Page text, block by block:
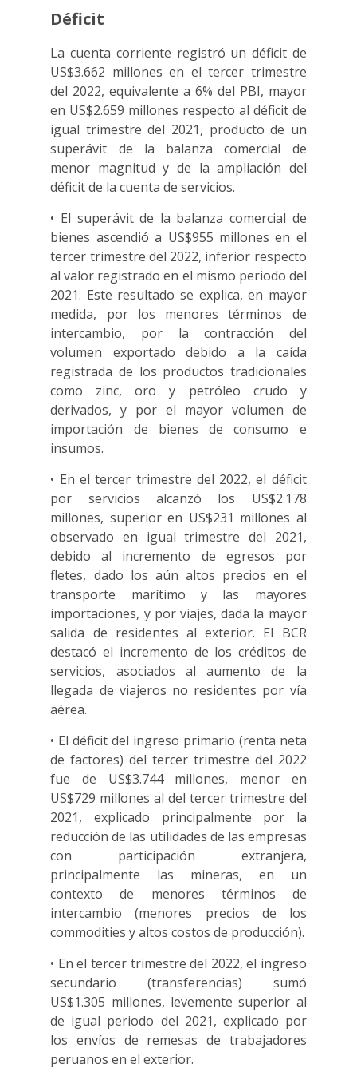
Déficit
La cuenta corriente registró un déficit de
US$3.662 millones en el tercer trimestre
del 2022, equivalente a 6% del PBI, mayor
en US$2.659 millones respecto al déficit de
igual trimestre del 2021, producto de un
superávit de la balanza comercial de
menor magnitud y de la ampliación del
déficit de la cuenta de servicios.
• El superávit de la balanza comercial de
bienes ascendió a US$955 millones en el
tercer trimestre del 2022, inferior respecto
al valor registrado en el mismo periodo del
2021. Este resultado se explica, en mayor
medida, por los menores términos de
intercambio, por la contracción del
volumen exportado debido a la caída
registrada de los productos tradicionales
como zinc, oro y petróleo crudo y
derivados, y por el mayor volumen de
importación de bienes de consumo e
insumos.
• En el tercer trimestre del 2022, el déficit
por servicios alcanzó los US$2.178
millones, superior en US$231 millones al
observado en igual trimestre del 2021,
debido al incremento de egresos por
fletes, dado los aún altos precios en el
transporte marítimo y las mayores
importaciones, y por viajes, dada la mayor
salida de residentes al exterior. El BCR
destacó el incremento de los créditos de
servicios, asociados al aumento de la
llegada de viajeros no residentes por vía
aérea.
• El déficit del ingreso primario (renta neta
de factores) del tercer trimestre del 2022
fue de US$3.744 millones, menor en
US$729 millones al del tercer trimestre del
2021, explicado principalmente por la
reducción de las utilidades de las empresas
con participación extranjera,
principalmente las mineras, en un
contexto de menores términos de
intercambio (menores precios de los
commodities y altos costos de producción).
• En el tercer trimestre del 2022, el ingreso
secundario (transferencias) sumó
US$1.305 millones, levemente superior al
de igual periodo del 2021, explicado por
los envíos de remesas de trabajadores
peruanos en el exterior.